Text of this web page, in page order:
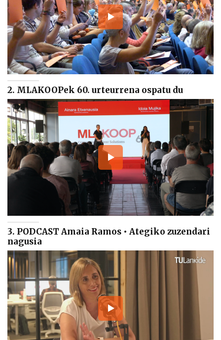
2. MLAKOOPek 60. urteurrena ospatu du
3. PODCAST Amaia Ramos • Ategiko zuzendari
nagusia